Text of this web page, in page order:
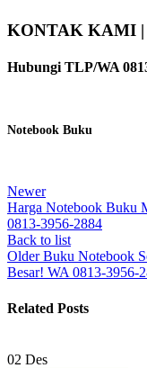
KONTAK KAMI |
Hubungi TLP/WA
Notebook Buku
Newer
Harga Notebook Buku
0813-3956-2884
Back to list
Older Buku Notebook
Besar! WA 0813-3956-
Related Posts
02 Des